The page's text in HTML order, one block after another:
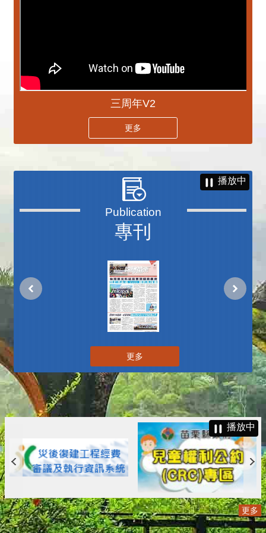
三周年V2
更多
專刊
播放中
更多
播放中
更多